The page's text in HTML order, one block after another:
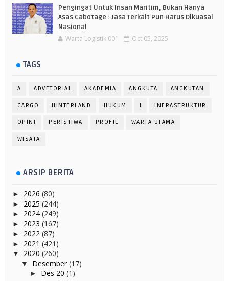
Pengingat Untuk Insan Maritim, Bukan Hanya
Asas Cabotage : Jasa Terkait Pun Harus Dikuasai
Nasional
Warta Logistik 001 Oct 05, 2025
TAGS
A ADVETORIAL AKADEMIA ANGKUTA ANGKUTAN
CARGO HINTERLAND HUKUM I INFRASTRUKTUR
OPINI PERISTIWA PROFIL WARTA UTAMA
WISATA
ARSIP BERITA
► 2026 (80)
► 2025 (244)
► 2024 (249)
► 2023 (167)
► 2022 (87)
► 2021 (421)
▼ 2020 (260)
▼ Desember(17)
► Des 20 (1)